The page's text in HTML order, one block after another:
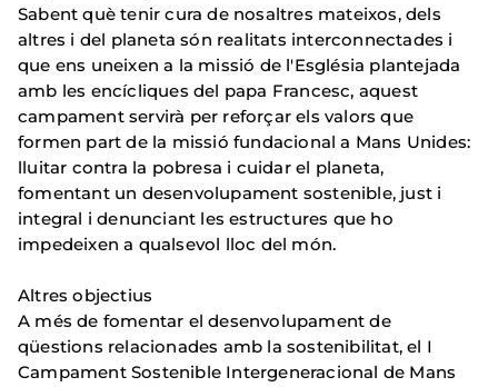
Sabent què tenir cura de nosaltres mateixos, dels
altres i del planeta són realitats interconnectades i
que ens uneixen a la missió de l'Església plantejada
amb les encícliques del papa Francesc, aquest
campament servirà per reforçar els valors que
formen part de la missió fundacional a Mans Unides:
lluitar contra la pobresa i cuidar el planeta,
fomentant un desenvolupament sostenible, just i
integral i denunciant les estructures que ho
impedeixen a qualsevol lloc del món.
Altres objectius
A més de fomentar el desenvolupament de
qüestions relacionades amb la sostenibilitat, el I
Campament Sostenible Intergeneracional de Mans